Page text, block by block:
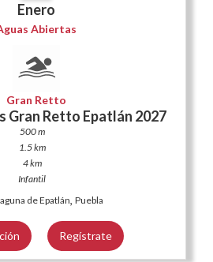
Enero
Abiertas
Gran Retto
Gran Retto Epatlán 2027
500 m
1.5 km
4 km
Infantil
de Epatlán, Puebla
Regístrate